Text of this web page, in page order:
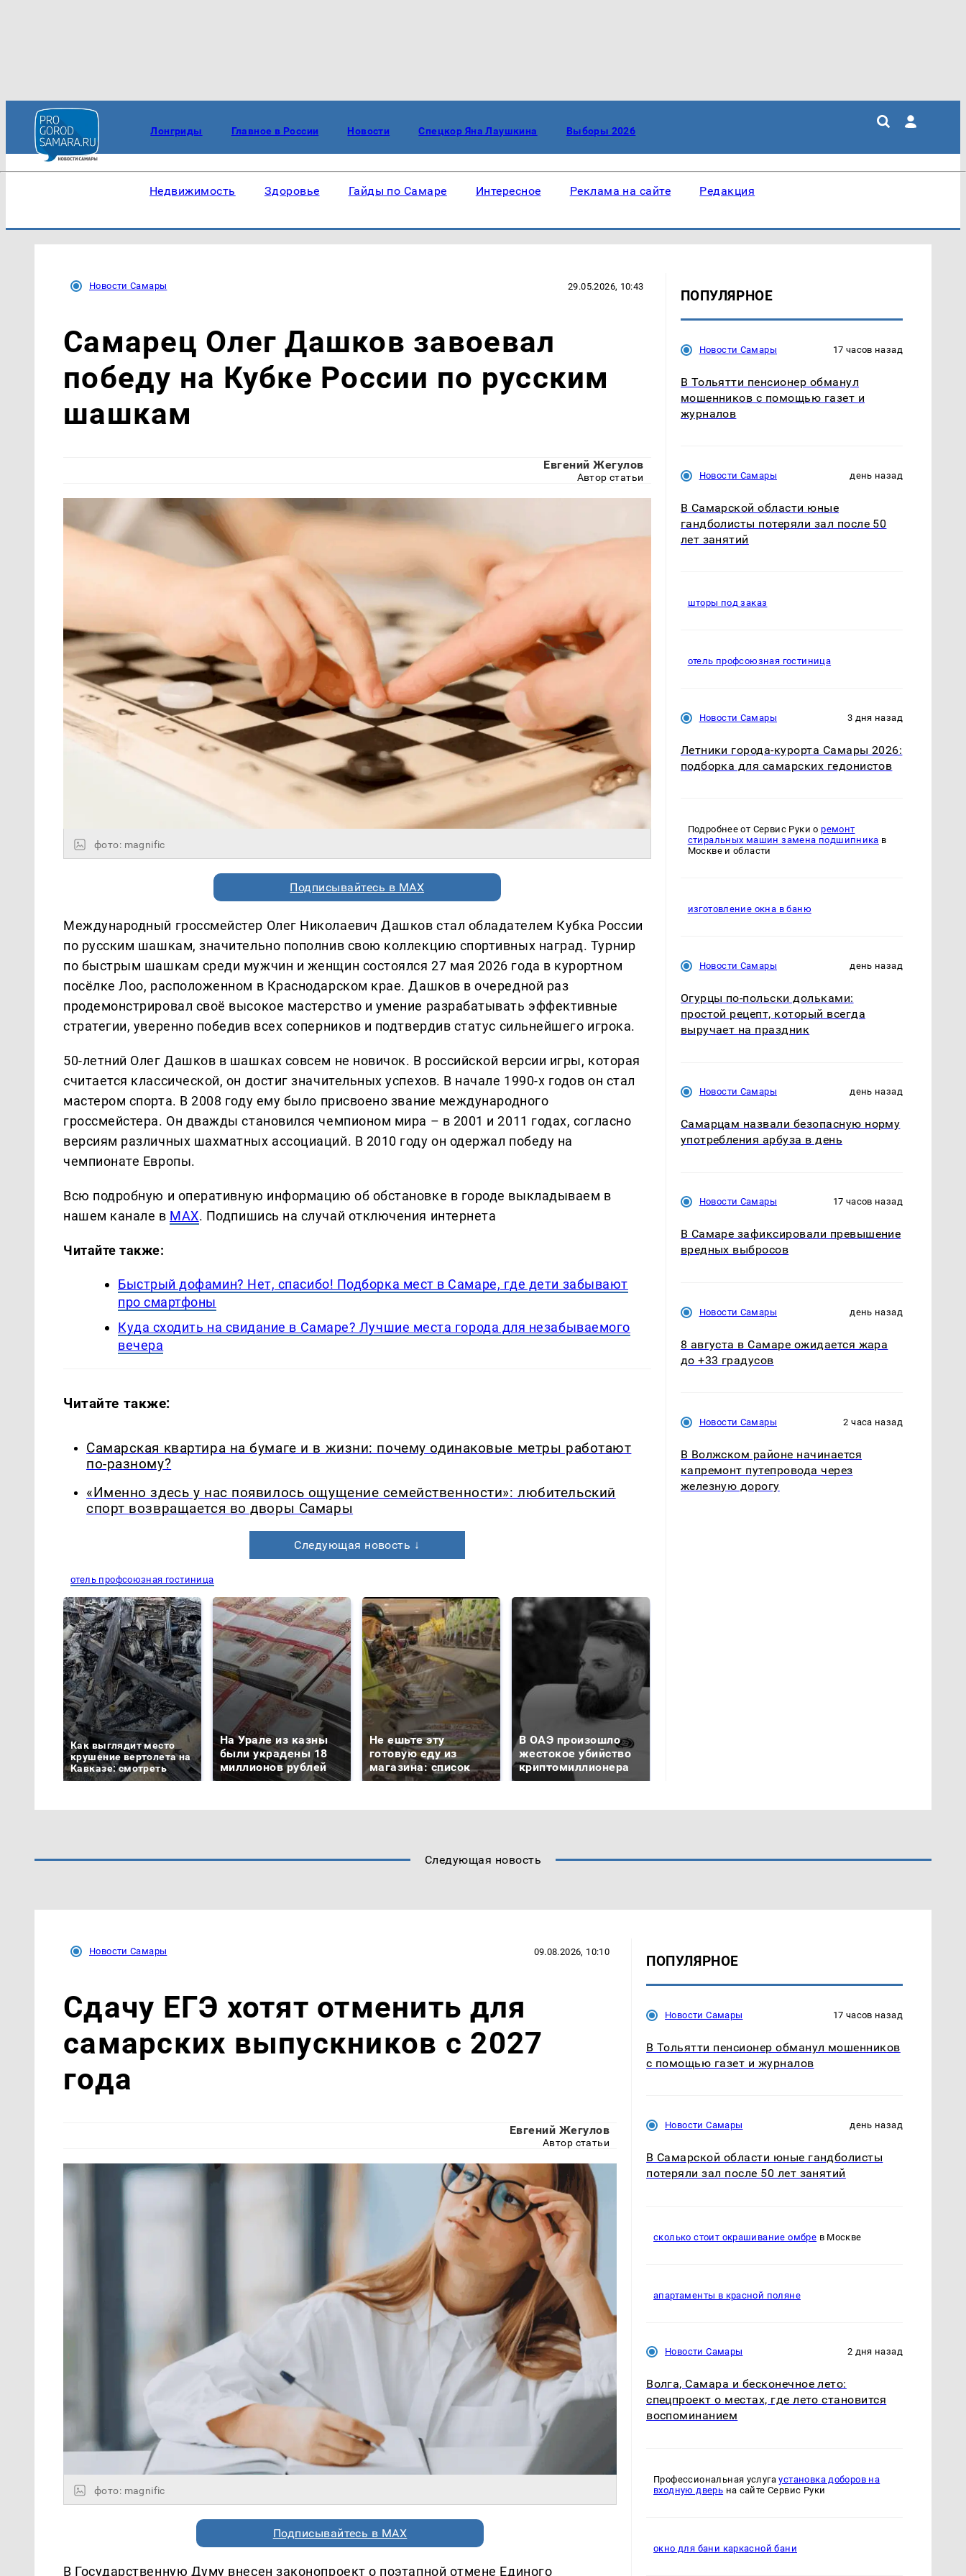
Лонгриды Главное в России Новости Спецкор Яна Лаушкина Выборы 2026
Недвижимость Здоровье Гайды по Самаре Интересное Реклама на сайте Редакция
Новости Самары 29.05.2026, 10:43
Самарец Олег Дашков завоевал
победу на Кубке России по русским
шашкам
Евгений Жегулов
Автор статьи
фото: magnific
Подписывайтесь в MAX
Международный гроссмейстер Олег Николаевич Дашков стал обладателем Кубка России
по русским шашкам, значительно пополнив свою коллекцию спортивных наград. Турнир
по быстрым шашкам среди мужчин и женщин состоялся 27 мая 2026 года в курортном
посёлке Лоо, расположенном в Краснодарском крае. Дашков в очередной раз
продемонстрировал своё высокое мастерство и умение разрабатывать эффективные
стратегии, уверенно победив всех соперников и подтвердив статус сильнейшего игрока.
50-летний Олег Дашков в шашках совсем не новичок. В российской версии игры, которая
считается классической, он достиг значительных успехов. В начале 1990-х годов он стал
мастером спорта. В 2008 году ему было присвоено звание международного
гроссмейстера. Он дважды становился чемпионом мира – в 2001 и 2011 годах, согласно
версиям различных шахматных ассоциаций. В 2010 году он одержал победу на
чемпионате Европы.
Всю подробную и оперативную информацию об обстановке в городе выкладываем в
нашем канале в MAX. Подпишись на случай отключения интернета
Читайте также:
Быстрый дофамин? Нет, спасибо! Подборка мест в Самаре, где дети забывают
про смартфоны
Куда сходить на свидание в Самаре? Лучшие места города для незабываемого
вечера
Читайте также:
Самарская квартира на бумаге и в жизни: почему одинаковые метры работают
по-разному?
«Именно здесь у нас появилось ощущение семейственности»: любительский
спорт возвращается во дворы Самары
Следующая новость ↓
отель профсоюзная гостиница
Как выглядит место
крушение вертолета на
Кавказе: смотреть
На Урале из казны
были украдены 18
миллионов рублей
Не ешьте эту
готовую еду из
магазина: список
В ОАЭ произошло
жестокое убийство
криптомиллионера
ПОПУЛЯРНОЕ
Новости Самары 17 часов назад
В Тольятти пенсионер обманул
мошенников с помощью газет и
журналов
Новости Самары день назад
В Самарской области юные
гандболисты потеряли зал после 50
лет занятий
шторы под заказ
отель профсоюзная гостиница
Новости Самары 3 дня назад
Летники города-курорта Самары 2026:
подборка для самарских гедонистов
Подробнее от Сервис Руки оремонт
стиральных машин замена подшипника в
Москве и области
изготовление окна в баню
Новости Самары день назад
Огурцы по‑польски дольками:
простой рецепт, который всегда
выручает на праздник
Новости Самары день назад
Самарцам назвали безопасную норму
употребления арбуза в день
Новости Самары 17 часов назад
В Самаре зафиксировали превышение
вредных выбросов
Новости Самары день назад
8 августа в Самаре ожидается жара
до +33 градусов
Новости Самары 2 часа назад
В Волжском районе начинается
капремонт путепровода через
железную дорогу
Следующая новость
Новости Самары 09.08.2026, 10:10
Сдачу ЕГЭ хотят отменить для
самарских выпускников с 2027
года
Евгений Жегулов
Автор статьи
фото: magnific
Подписывайтесь в MAX
В Государственную Думу внесен законопроект о поэтапной отмене Единого
ПОПУЛЯРНОЕ
Новости Самары 17 часов назад
В Тольятти пенсионер обманул мошенников
с помощью газет и журналов
Новости Самары день назад
В Самарской области юные гандболисты
потеряли зал после 50 лет занятий
сколько стоит окрашивание омбре в Москве
апартаменты в красной поляне
Новости Самары 2 дня назад
Волга, Самара и бесконечное лето:
спецпроект о местах, где лето становится
воспоминанием
Профессиональная услугаустановка доборов на
входную дверь на сайте Сервис Руки
окно для бани каркасной бани